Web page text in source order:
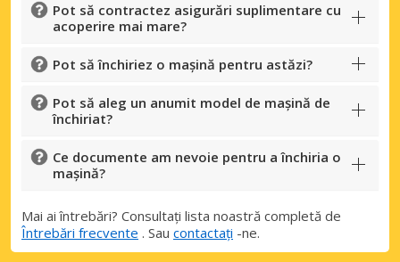
Pot să contractez asigurări suplimentare cu
acoperire mai mare?
Pot să închiriez o mașină pentru astăzi?
Pot să aleg un anumit model de mașină de
închiriat?
Ce documente am nevoie pentru a închiria o
mașină?
Mai ai întrebări? Consultați lista noastră completă de
Întrebări frecvente . Sau contactați -ne.